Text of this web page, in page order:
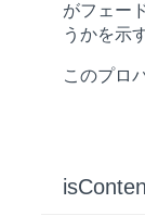
がフェー
うかを示
このプロ
is